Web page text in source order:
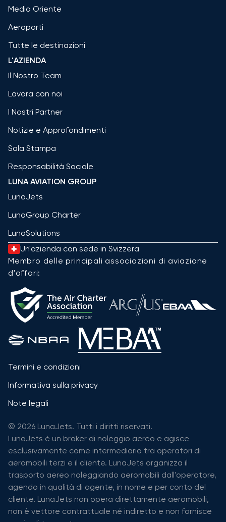
Medio Oriente
Aeroporti
Tutte le destinazioni
L'AZIENDA
Il Nostro Team
Lavora con noi
I Nostri Partner
Notizie e Approfondimenti
Sala Stampa
Responsabilità Sociale
LUNA AVIATION GROUP
LunaJets
LunaGroup Charter
LunaSolutions
Un'azienda con sede in Svizzera
Membro delle principali associazioni di aviazione
d'affari:
Termini e condizioni
Informativa sulla privacy
Note legali
© 2026 LunaJets. Tutti i diritti riservati.
LunaJets è un broker di noleggio aereo e agisce
esclusivamente come intermediario tra operatori di
aeromobili terzi e il cliente. LunaJets organizza il
trasporto aereo noleggiando aeromobili dall'operatore,
agendo in qualità di agente, in nome e per conto del
cliente. LunaJets non opera direttamente aeromobili,
non è vettore contrattuale né indiretto e non fornisce